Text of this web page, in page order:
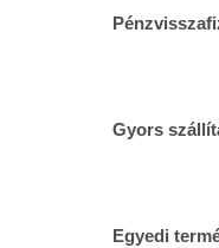
Gyors
Egyedi